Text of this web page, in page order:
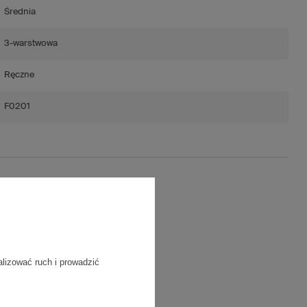
Średnia
3-warstwowa
Ręczne
F0201
ruch i prowadzić